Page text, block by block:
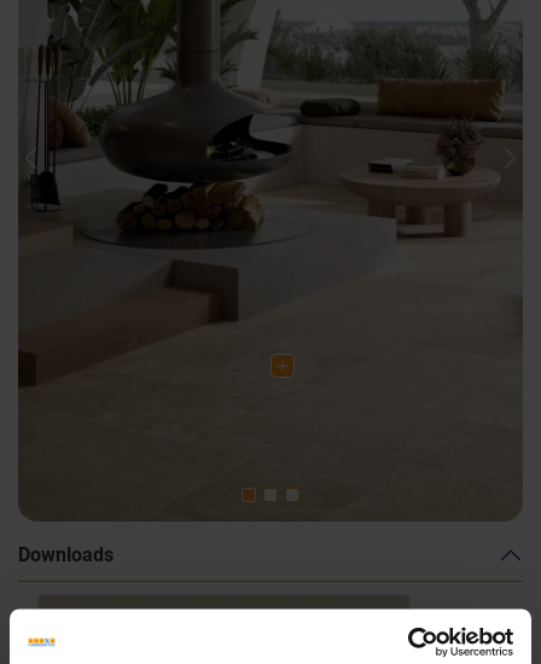
Previous
Downloads